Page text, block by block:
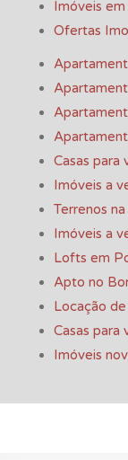
Imóveis em
Ofertas
Casas para
Imóveis a
Terrenos
Imóveis a
Lofts em
Apto no
Locação
Casas para
Imóveis